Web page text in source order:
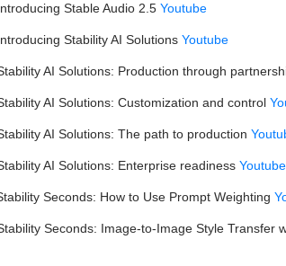
Stable Audio 2.5 Youtube
Stability AI Solutions Youtube
AI Solutions: Production through
AI Solutions: Customization and control
AI Solutions: The path to production
AI Solutions: Enterprise readiness Youtube
Seconds: How to Use Prompt Weighting
Seconds: Image-to-Image Style Transfer